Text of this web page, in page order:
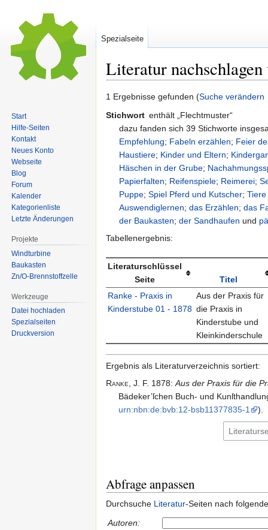
Literatur nachschlagen
Zur
Zur
1 Ergebnisse gefunden (Suche verändern
Stichwort enthält „Flechtmuster“
dazu fanden sich 39 Stichworte
Empfehlung; Fabeln erzählen; Feier
Haustiere; Kinder und Eltern;
Häschen in der Grube;
Papierfalten; Reifenspiele; Reimerei;
Puppe;Spiel Pferd und Kutscher;
Auswendiglernen;das Erzählen;das
der Baukasten;der Sandhaufen und
Tabellenergebnis:
Literaturschlüssel
Seite
Titel
Ranke - Praxis in
Kinderstube 01 - 1878
Aus der Praxis für
die Praxis in
Kinderstube und
Kleinkinderschule
Ergebnis als Literaturverzeichnis sortiert:
Ranke, J. F. 1878: Aus der Praxis für die
Bädeker’ſchen Buch- und
urn:nbn:de:bvb:12-bsb11377835-1
).
Abfrage anpassen
Durchsuche Literatur-Seiten nach
Autoren:
Spezialseite
Start
Hilfe-Seiten
Kontakt
Neues Konto
Webseite
Blog
Forum
Kalender
Kategorienliste
Letzte Änderungen
Projekte
Windturbine
Baukasten
Zn/O-Brennstoffzelle
Werkzeuge
Datei hochladen
Spezialseiten
Druckversion